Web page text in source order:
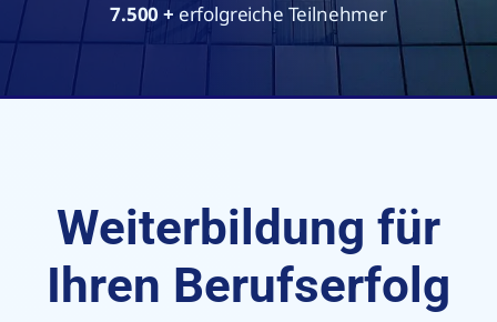
7.500 + erfolgreiche Teilnehmer
Weiterbildung für
Ihren Berufserfolg